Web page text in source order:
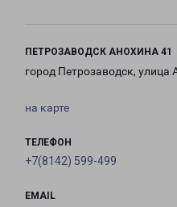
ПЕТРОЗАВОДСК АНОХИНА 41
город Петрозаводск, улица
на карте
ТЕЛЕФОН
+7(8142) 599-499
EMAIL